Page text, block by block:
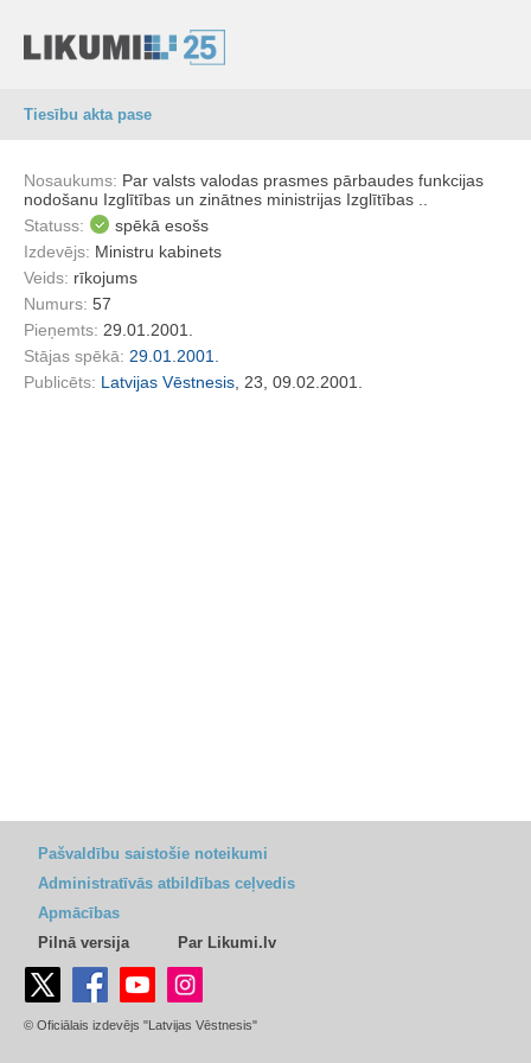
Tiesību akta pase
Nosaukums: Par valsts valodas prasmes pārbaudes funkcijas
nodošanu Izglītības un zinātnes ministrijas Izglītības ..
Statuss:
spēkā esošs
Izdevējs: Ministru kabinets
Veids: rīkojums
Numurs: 57
Pieņemts: 29.01.2001.
Stājas spēkā: 29.01.2001.
Publicēts: Latvijas Vēstnesis , 23, 09.02.2001.
Pašvaldību saistošie noteikumi
Administratīvās atbildības ceļvedis
Apmācības
Pilnā versija
Par Likumi.lv
© Oficiālais izdevējs "Latvijas Vēstnesis"